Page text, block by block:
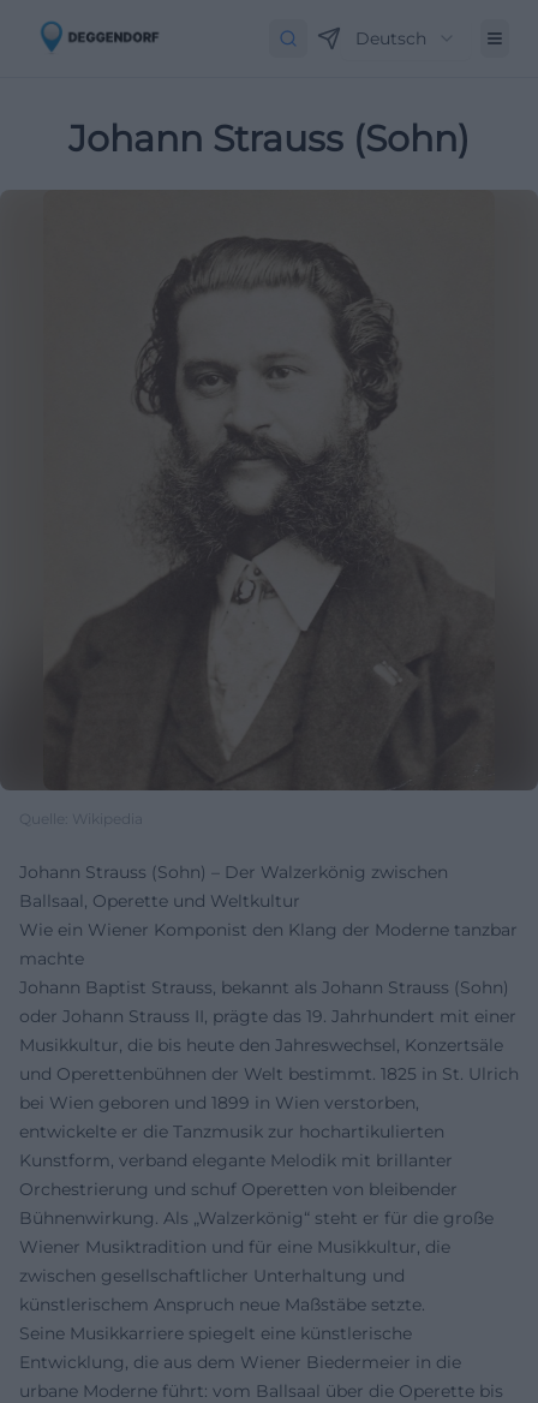
Deutsch
Johann Strauss (Sohn)
Quelle: Wikipedia
Johann Strauss (Sohn) – Der Walzerkönig zwischen
Ballsaal, Operette und Weltkultur
Wie ein Wiener Komponist den Klang der Moderne tanzbar
machte
Johann Baptist Strauss, bekannt als Johann Strauss (Sohn)
oder Johann Strauss II, prägte das 19. Jahrhundert mit einer
Musikkultur, die bis heute den Jahreswechsel, Konzertsäle
und Operettenbühnen der Welt bestimmt. 1825 in St. Ulrich
bei Wien geboren und 1899 in Wien verstorben,
entwickelte er die Tanzmusik zur hochartikulierten
Kunstform, verband elegante Melodik mit brillanter
Orchestrierung und schuf Operetten von bleibender
Bühnenwirkung. Als „Walzerkönig“ steht er für die große
Wiener Musiktradition und für eine Musikkultur, die
zwischen gesellschaftlicher Unterhaltung und
künstlerischem Anspruch neue Maßstäbe setzte.
Seine Musikkarriere spiegelt eine künstlerische
Entwicklung, die aus dem Wiener Biedermeier in die
urbane Moderne führt: vom Ballsaal über die Operette bis